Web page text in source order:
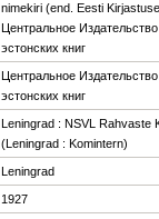
nimekiri (end. Eesti
Центральное
эстонских книг
Центральное
эстонских книг
Leningrad : NSVL Rahvaste
(Leningrad : Komintern)
Leningrad
1927